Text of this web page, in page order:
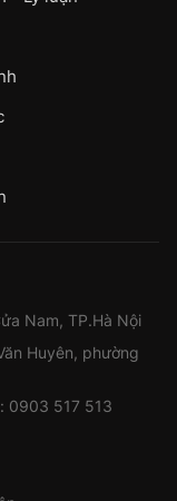
Nam, TP.Hà Nội
Huyên, phường
0903 517 513